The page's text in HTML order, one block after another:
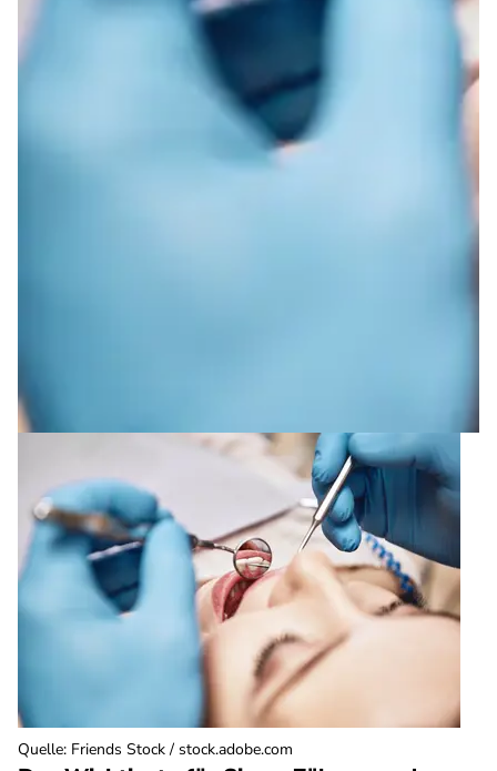
Quelle: Friends Stock / stock.adobe.com